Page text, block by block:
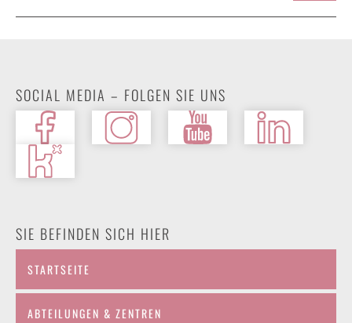
SOCIAL MEDIA – FOLGEN SIE UNS
SIE BEFINDEN SICH HIER
STARTSEITE
ABTEILUNGEN & ZENTREN